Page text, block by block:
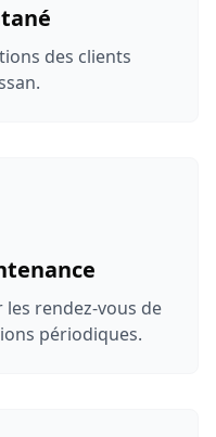
des clients
rendez-vous de
périodiques.